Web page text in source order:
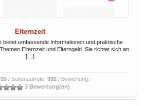
Elternzeit
bietet umfassende Informationen und praktische
Elternzeit und Elterngeld. Sie richtet sich an
[…]
/ Seitenaufrufe: 992 / Bewertung:
3 Bewertung(en)